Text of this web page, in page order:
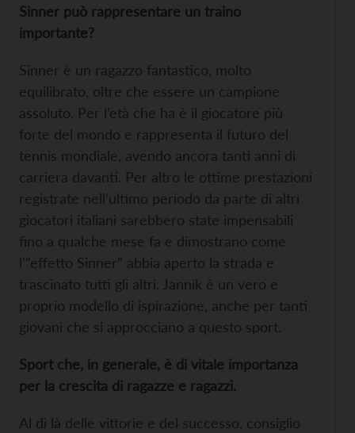
Sinner può rappresentare un traino
importante?
Sinner è un ragazzo fantastico, molto
equilibrato, oltre che essere un campione
assoluto. Per l’età che ha è il giocatore più
forte del mondo e rappresenta il futuro del
tennis mondiale, avendo ancora tanti anni di
carriera davanti. Per altro le ottime prestazioni
registrate nell’ultimo periodo da parte di altri
giocatori italiani sarebbero state impensabili
fino a qualche mese fa e dimostrano come
l’”effetto Sinner” abbia aperto la strada e
trascinato tutti gli altri. Jannik è un vero e
proprio modello di ispirazione, anche per tanti
giovani che si approcciano a questo sport.
Sport che, in generale, è di vitale importanza
per la crescita di ragazze e ragazzi.
Al di là delle vittorie e del successo, consiglio